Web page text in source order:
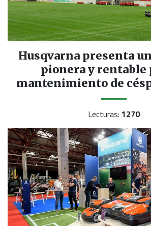
Husqvarna presenta
pionera y rentable
mantenimiento de
Lecturas: 1270